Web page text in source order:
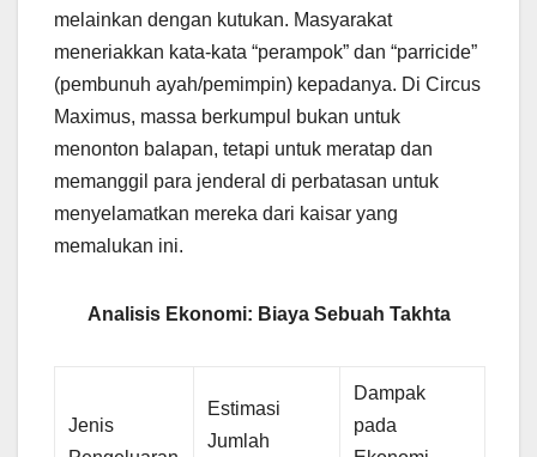
melainkan dengan kutukan. Masyarakat
meneriakkan kata-kata “perampok” dan “parricide”
(pembunuh ayah/pemimpin) kepadanya. Di Circus
Maximus, massa berkumpul bukan untuk
menonton balapan, tetapi untuk meratap dan
memanggil para jenderal di perbatasan untuk
menyelamatkan mereka dari kaisar yang
memalukan ini.
Analisis Ekonomi: Biaya Sebuah Takhta
Jenis
Estimasi
Jumlah
Dampak
pada